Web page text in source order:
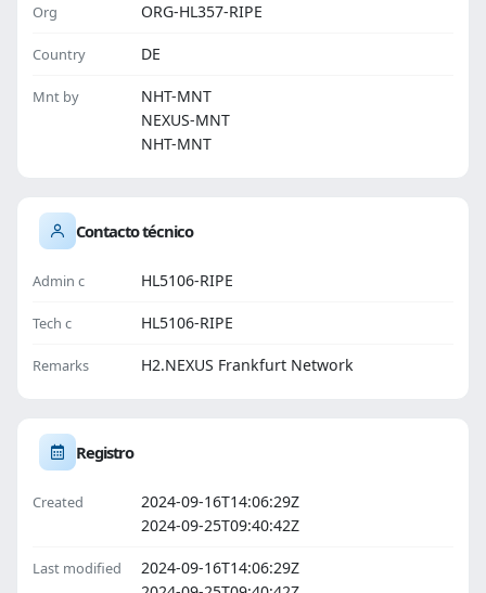
Org ORG-HL357-RIPE
Country DE
Mnt by
NHT-MNT
NEXUS-MNT
NHT-MNT
Contacto técnico
Admin c HL5106-RIPE
Tech c HL5106-RIPE
Remarks H2.NEXUS Frankfurt Network
Registro
Created
2024-09-16T14:06:29Z
2024-09-25T09:40:42Z
Last modified
2024-09-16T14:06:29Z